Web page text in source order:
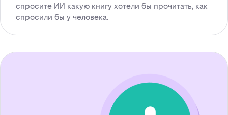
спросите ИИ какую книгу хотели бы прочитать, как
спросили бы у человека.